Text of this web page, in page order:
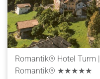
Romantik® Hotel Turm |
Romantik® ★★★★★